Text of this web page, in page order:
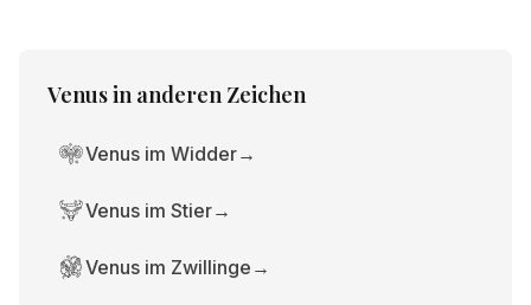
Venusin anderen Zeichen
Venus im Widder→
Venus im Stier→
Venus im Zwillinge →